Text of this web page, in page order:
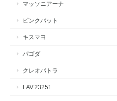
マッソニアーナ
ピンクバット
キスマヨ
パゴダ
クレオパトラ
LAV.23251